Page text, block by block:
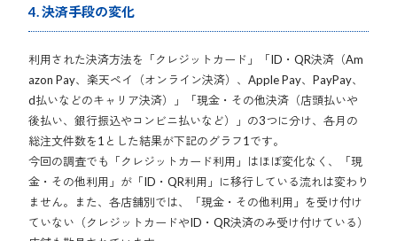
4. 決済手段の変化
利用された決済方法を「クレジットカード」「ID・QR決済（Am
azon Pay、楽天ペイ（オンライン決済）、Apple Pay、PayPay、
d払いなどのキャリア決済）」「現金・その他決済（店頭払いや
後払い、銀行振込やコンビニ払いなど）」の3つに分け、各月の
総注文件数を1とした結果が下記のグラフ1です。
今回の調査でも「クレジットカード利用」はほぼ変化なく、「現
金・その他利用」が「ID・QR利用」に移行している流れは変わり
ません。また、各店舗別では、「現金・その他利用」を受け付け
ていない（クレジットカードやID・QR決済のみ受け付けている）